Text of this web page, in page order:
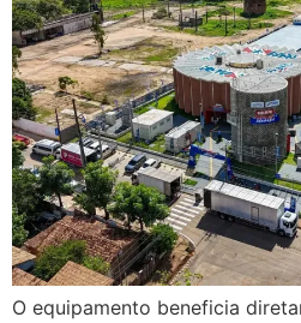
O equipamento beneficia